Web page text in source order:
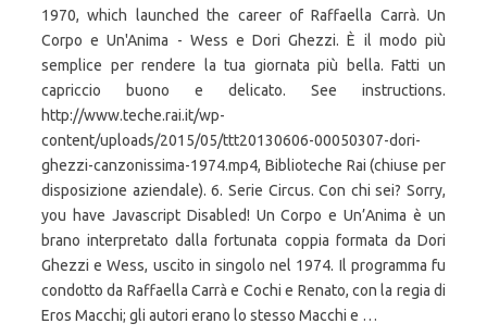
1970, which launched the career of Raffaella Carrà. Un
Corpo e Un'Anima - Wess e Dori Ghezzi. È il modo più
semplice per rendere la tua giornata più bella. Fatti un
capriccio buono e delicato. See instructions.
http://www.teche.rai.it/wp-
content/uploads/2015/05/ttt20130606-00050307-dori-
ghezzi-canzonissima-1974.mp4, Biblioteche Rai (chiuse per
disposizione aziendale). 6. Serie Circus. Con chi sei? Sorry,
you have Javascript Disabled! Un Corpo e Un’Anima è un
brano interpretato dalla fortunata coppia formata da Dori
Ghezzi e Wess, uscito in singolo nel 1974. Il programma fu
condotto da Raffaella Carrà e Cochi e Renato, con la regia di
Eros Macchi; gli autori erano lo stesso Macchi e …